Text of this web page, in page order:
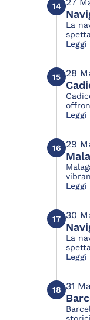
14 27
La
15 28
16 29
17 30
La
18 31